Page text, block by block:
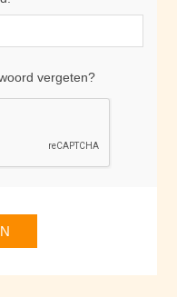
vergeten?